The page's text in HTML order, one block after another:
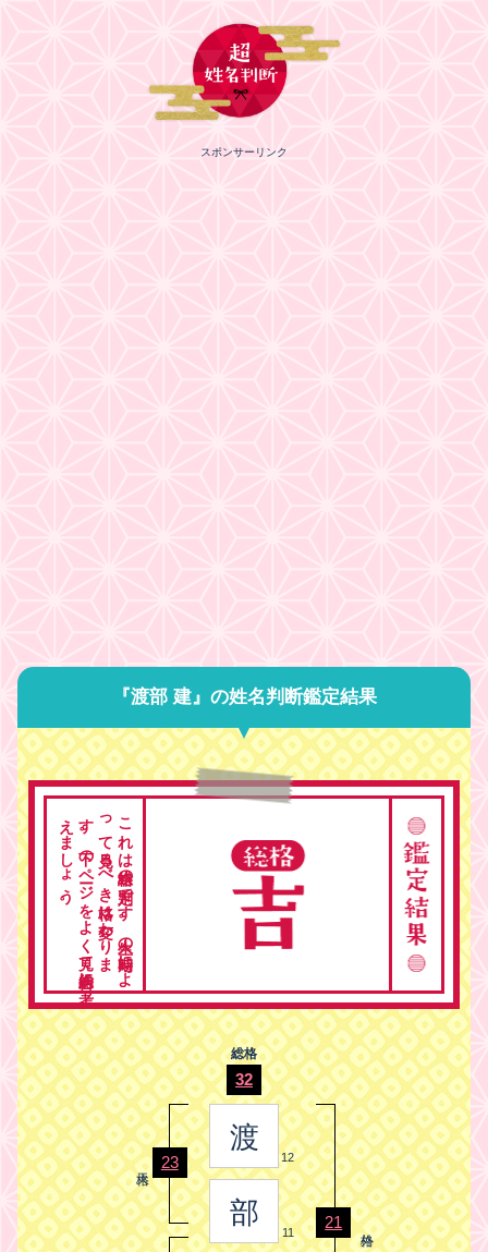
スポンサーリンク
『渡部 建』の姓名判断鑑定結果
こ
れ
は
総格の
判定で
す
。
人生の
時期に
よ
っ
て
見る
べ
き
格は
変わ
り
ま
す
。
下の
ペ
ージ
を
よ
く
見て
総合的に
考
え
ま
し
ょ
う
。
総格
32
渡
12
部
11
23
21